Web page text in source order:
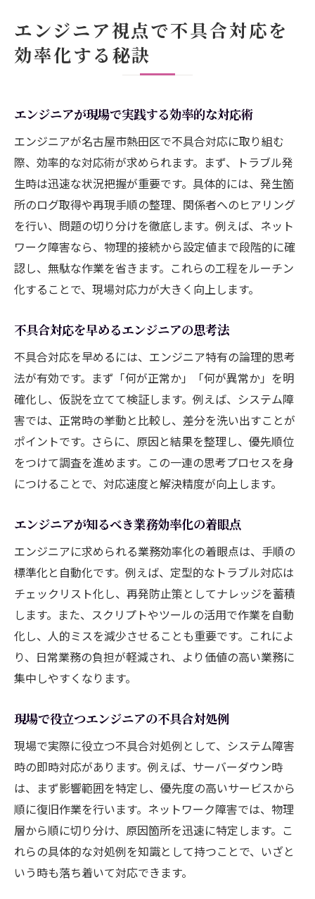
ツ
エンジニア流タスク管理で不具合を減らす
名古屋市熱田区勤務で求められる現場力とは
現場で信頼されるエンジニアの行動指針と
エンジニアが現場力を強化するための習慣
名古屋市熱田区で評価されるエンジニアの
姿勢
現場力を高めるエンジニアの自己研鑽ポイ
ント
る
システムトラブル解決に強いエンジニアになる
方法
エンジニアが身につけたいトラブル分析の
技
システムトラブル時に生かせるエンジニア
の対応力
問題解決力を鍛えるエンジニアの学習法
エンジニアが実践するシステム障害の克服
エンジニアの視点で見るトラブル発生要因
即戦力エンジニアになるための経験と知識
不具合の原因特定から解決までの実践ノウハウ
エンジニア流トラブル原因の見極め方
現場で役立つエンジニアの原因追及プロセ
ス
不具合解決で問われるエンジニアの判断力
エンジニアが現場で活かす検証と修正の工
夫
再発防止に繋がるエンジニアの対応策
現場対応力を磨くエンジニアの成長戦略
エンジニアが現場対応力を伸ばすための習
慣
エンジニア視点で不具合対応を
効率化する秘訣
エンジニアが現場で実践する効率的な対応術
エンジニアが名古屋市熱田区で不具合対応に取り組む
際、効率的な対応術が求められます。まず、トラブル発
生時は迅速な状況把握が重要です。具体的には、発生箇
所のログ取得や再現手順の整理、関係者へのヒアリング
を行い、問題の切り分けを徹底します。例えば、ネット
ワーク障害なら、物理的接続から設定値まで段階的に確
認し、無駄な作業を省きます。これらの工程をルーチン
化することで、現場対応力が大きく向上します。
不具合対応を早めるエンジニアの思考法
不具合対応を早めるには、エンジニア特有の論理的思考
法が有効です。まず「何が正常か」「何が異常か」を明
確化し、仮説を立てて検証します。例えば、システム障
害では、正常時の挙動と比較し、差分を洗い出すことが
ポイントです。さらに、原因と結果を整理し、優先順位
をつけて調査を進めます。この一連の思考プロセスを身
につけることで、対応速度と解決精度が向上します。
エンジニアが知るべき業務効率化の着眼点
エンジニアに求められる業務効率化の着眼点は、手順の
標準化と自動化です。例えば、定型的なトラブル対応は
チェックリスト化し、再発防止策としてナレッジを蓄積
します。また、スクリプトやツールの活用で作業を自動
化し、人的ミスを減少させることも重要です。これによ
り、日常業務の負担が軽減され、より価値の高い業務に
集中しやすくなります。
現場で役立つエンジニアの不具合対処例
現場で実際に役立つ不具合対処例として、システム障害
時の即時対応があります。例えば、サーバーダウン時
は、まず影響範囲を特定し、優先度の高いサービスから
順に復旧作業を行います。ネットワーク障害では、物理
層から順に切り分け、原因箇所を迅速に特定します。こ
れらの具体的な対処例を知識として持つことで、いざと
いう時も落ち着いて対応できます。